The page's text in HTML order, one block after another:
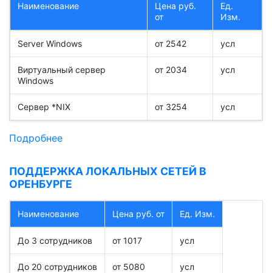
Наименование
Цена руб.
от
Ед.
Изм.
Server Windows от 2542 усл
Виртуальный сервер
Windows
от 2034 усл
Сервер *NIX от 3254 усл
Подробнее
ПОДДЕРЖКА ЛОКАЛЬНЫХ СЕТЕЙ В
ОРЕНБУРГЕ
Наименование Цена руб. от Ед. Изм.
До 3 сотрудников от 1017 усл
До 20 сотрудников от 5080 усл